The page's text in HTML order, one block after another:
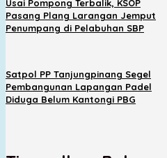
Usai Pompong Terbalik, KSOP
Pasang Plang Larangan Jemput
Penumpang di Pelabuhan SBP
Satpol PP Tanjungpinang Segel
Pembangunan Lapangan Padel
Diduga Belum Kantongi PBG